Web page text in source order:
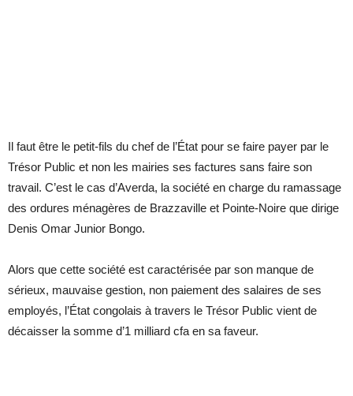
Il faut être le petit-fils du chef de l’État pour se faire payer par le
Trésor Public et non les mairies ses factures sans faire son
travail. C’est le cas d’Averda, la société en charge du ramassage
des ordures ménagères de Brazzaville et Pointe-Noire que dirige
Denis Omar Junior Bongo.
Alors que cette société est caractérisée par son manque de
sérieux, mauvaise gestion, non paiement des salaires de ses
employés, l’État congolais à travers le Trésor Public vient de
décaisser la somme d’1 milliard cfa en sa faveur.